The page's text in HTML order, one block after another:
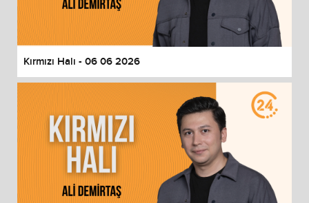
Kırmızı Halı - 06 06 2026